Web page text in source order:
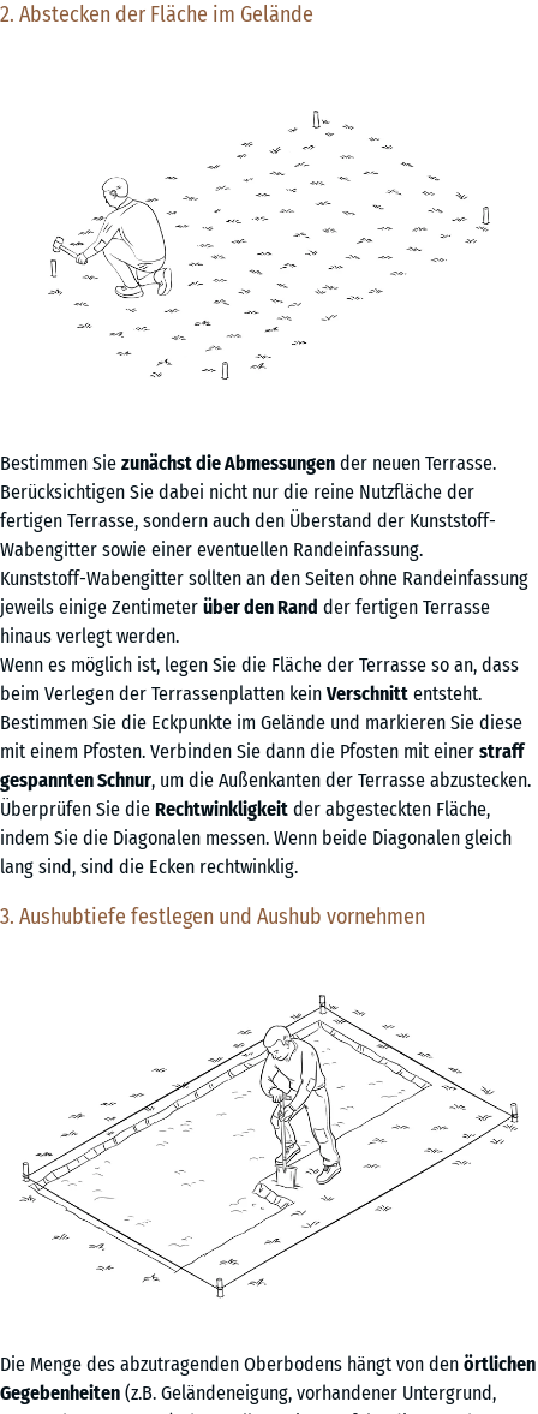
2. Abstecken der Fläche im Gelände
Bestimmen Sie zunächst die Abmessungen der neuen Terrasse.
Berücksichtigen Sie dabei nicht nur die reine Nutzfläche der
fertigen Terrasse, sondern auch den Überstand der Kunststoff-
Wabengitter sowie einer eventuellen Randeinfassung.
Kunststoff-Wabengitter sollten an den Seiten ohne Randeinfassung
jeweils einige Zentimeter über den Rand der fertigen Terrasse
hinaus verlegt werden.
Wenn es möglich ist, legen Sie die Fläche der Terrasse so an, dass
beim Verlegen der Terrassenplatten kein Verschnitt entsteht.
Bestimmen Sie die Eckpunkte im Gelände und markieren Sie diese
mit einem Pfosten. Verbinden Sie dann die Pfosten mit einer straff
gespannten Schnur, um die Außenkanten der Terrasse abzustecken.
Überprüfen Sie die Rechtwinkligkeit der abgesteckten Fläche,
indem Sie die Diagonalen messen. Wenn beide Diagonalen gleich
lang sind, sind die Ecken rechtwinklig.
3. Aushubtiefe festlegen und Aushub vornehmen
Die Menge des abzutragenden Oberbodens hängt von den örtlichen
Gegebenheiten (z.B. Geländeneigung, vorhandener Untergrund,